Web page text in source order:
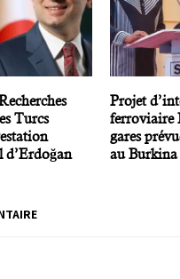
Turcs
Projet
ferroviaire
gares
au Burkina